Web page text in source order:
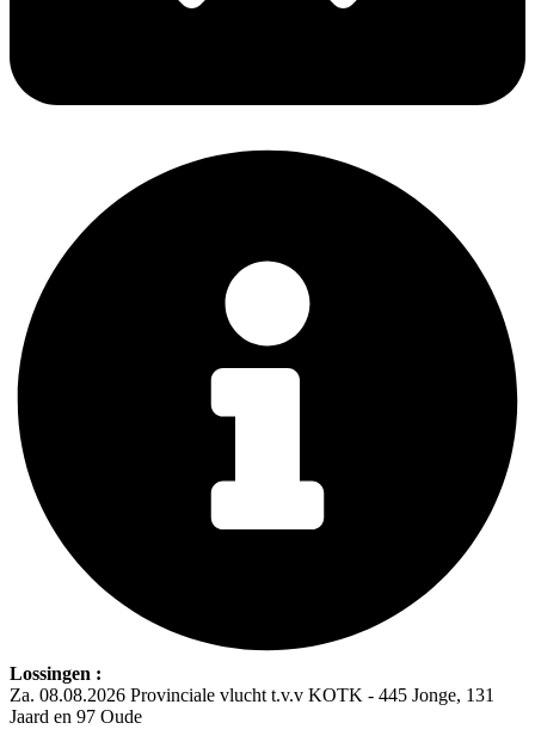
Lossingen :
Za. 08.08.2026 Provinciale vlucht t.v.v KOTK - 445 Jonge, 131
Jaard en 97 Oude